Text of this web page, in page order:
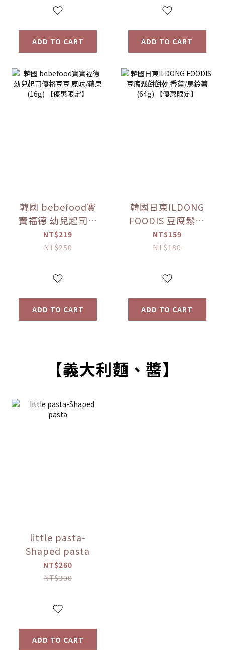
ADD TO CART ADD TO CART
韓國 bebefood寶
寶福德 幼兒起司優
格豆豆 原味/蘋果
(16g) 【優惠限定】
NT$219
NT$250
ADD TO CART
韓國日東ILDONG
FOODIS 豆腐鬆餅
餅乾 香蕉/馬鈴薯
(64g) 【優惠限定】
NT$159
NT$180
ADD TO CART
【義大利麵、醬】
little pasta-
Shaped pasta
NT$260
NT$300
ADD TO CART